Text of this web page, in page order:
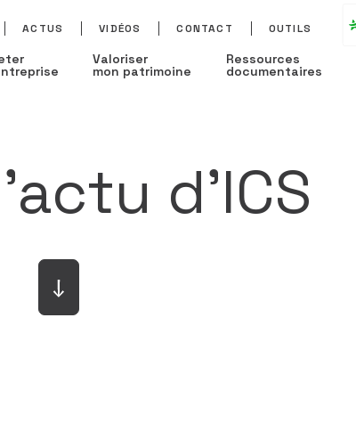
ACTUS VIDÉOS CONTACT OUTILS
Valoriser
mon patrimoine
Ressources
documentaires
d'ICS